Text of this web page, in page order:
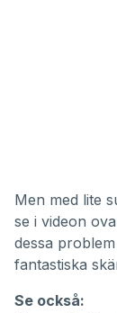
Men med lite
se i videon
dessa
fantastiska
Se också: